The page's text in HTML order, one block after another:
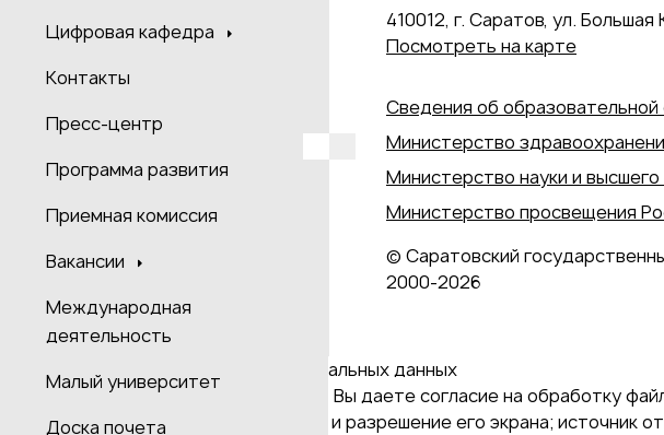
Цифровая кафедра
Контакты
Пресс-центр
Программа развития
Приемная комиссия
Вакансии
Международная
деятельность
Малый университет
Доска почета
410012, г. Саратов, ул. Большая
Посмотреть на карте
Сведения об образовательной
Министерство
Министерство науки и
Министерство просвещения
© Саратовский
2000‑2026
Даю согласие на обработку персональных данных
Продолжая использовать наш сайт, Вы даете согласие на обработку
и версия Браузера; тип устройства и разрешение его экрана; источник